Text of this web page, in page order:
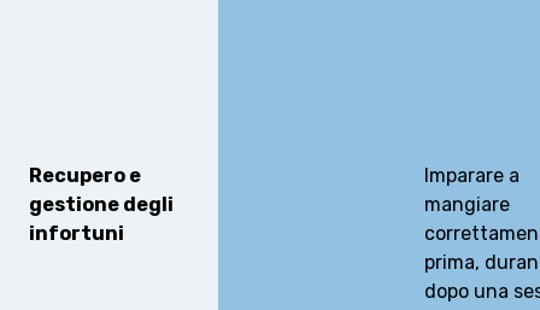
Recupero e
gestione degli
infortuni
Imparare a
mangiare
prima,
dopo una